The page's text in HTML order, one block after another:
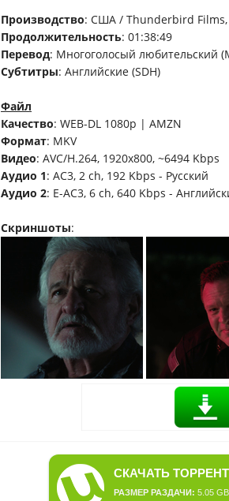
Производство: США / Thunderbird
Продолжительность: 01:38:49
Перевод: Многоголосый любительский
Субтитры: Английские (SDH)
Файл
Качество: WEB-DL 1080p | AMZN
Формат: MKV
Видео: AVC/H.264, 1920x800, ~6494 Kbps
Аудио 1: AC3, 2 ch, 192 Kbps - Русский
Аудио 2: E-AC3, 6 ch, 640 Kbps -
Скриншоты:
РАЗМЕР РАЗДАЧИ: 5.05 GB